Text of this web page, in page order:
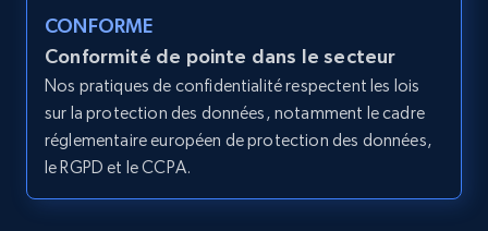
11.3K+ 1.5K+ Essai gratuit
LinkedIn posts - Discover new posts
CONFORME
Conformité de pointe dans le secteur
Nos pratiques de confidentialité respectent les lois
sur la protection des données, notamment le cadre
réglementaire européen de protection des données,
le RGPD et le CCPA.